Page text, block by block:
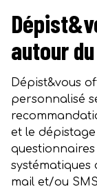
autour
Dépist&vous
personnalisé
et le
mail et/ou